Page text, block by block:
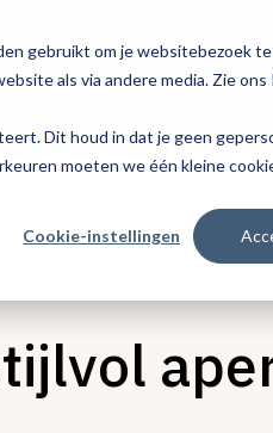
gebruikt om je websitebezoek
als via andere media. Zie
Dit houd in dat je geen
moeten we één kleine
Cookie-instellingen